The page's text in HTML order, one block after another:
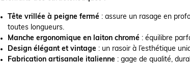
Tête vrillée à peigne fermé : assure un rasage en
toutes longueurs.
Manche ergonomique en laiton chromé : équilibre
Design élégant et vintage : un rasoir à l’esthétique
Fabrication artisanale italienne : gage de qualité,